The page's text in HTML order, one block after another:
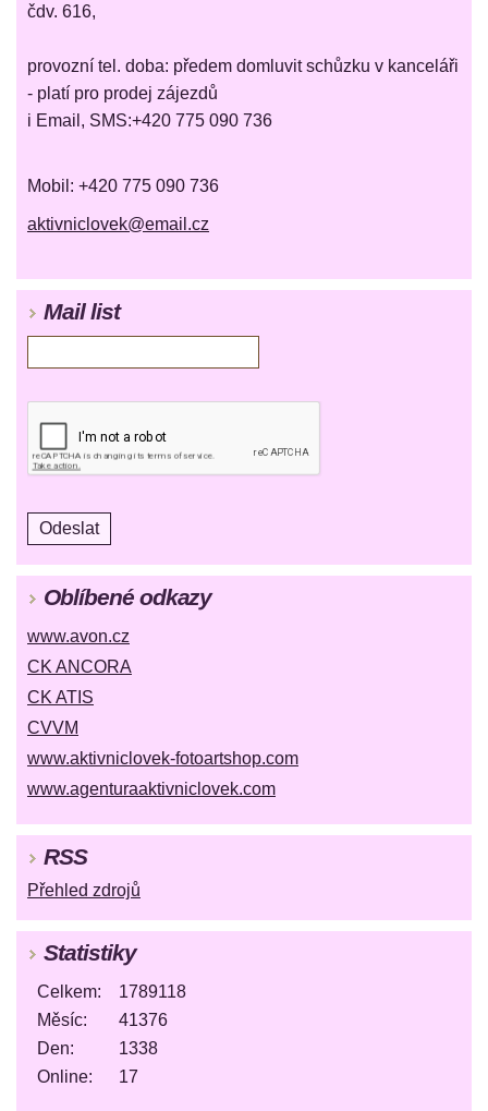
čdv. 616,
provozní tel. doba: předem domluvit schůzku v kanceláři
- platí pro prodej zájezdů
i Email, SMS:+420 775 090 736
Mobil: +420 775 090 736
aktivniclovek@email.cz
Mail list
Oblíbené odkazy
www.avon.cz
CK ANCORA
CK ATIS
CVVM
www.aktivniclovek-fotoartshop.com
www.agenturaaktivniclovek.com
RSS
Přehled zdrojů
Statistiky
Online: 17
Celkem:
1789118
Měsíc:
41376
Den:
1338